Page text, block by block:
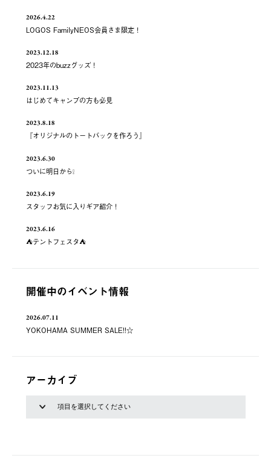
2026.4.22
LOGOS FamilyNEOS会員さま限定！
2023.12.18
2023年のbuzzグッズ！
2023.11.13
はじめてキャンプの方も必見
2023.8.18
『オリジナルのトートバックを作ろう』
2023.6.30
ついに明日から❕
2023.6.19
スタッフお気に入りギア紹介！
2023.6.16
⛺️テントフェスタ⛺️
開催中のイベント情報
2026.07.11
YOKOHAMA SUMMER SALE!!☆
アーカイブ